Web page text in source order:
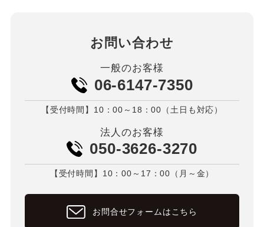
お問い合わせ
一般のお客様
06-6147-7350
【受付時間】10：00～18：00（土日も対応）
法人のお客様
050-3626-3270
【受付時間】10：00～17：00（月～金）
お問合せフォームはこちら